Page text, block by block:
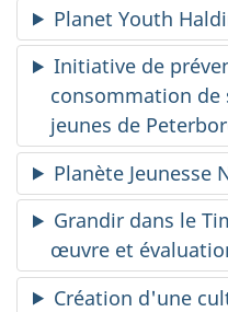
Planet Youth
Initiative de
consommation de
jeunes de
Planète Jeunesse
Grandir dans le
œuvre et
Création d'une